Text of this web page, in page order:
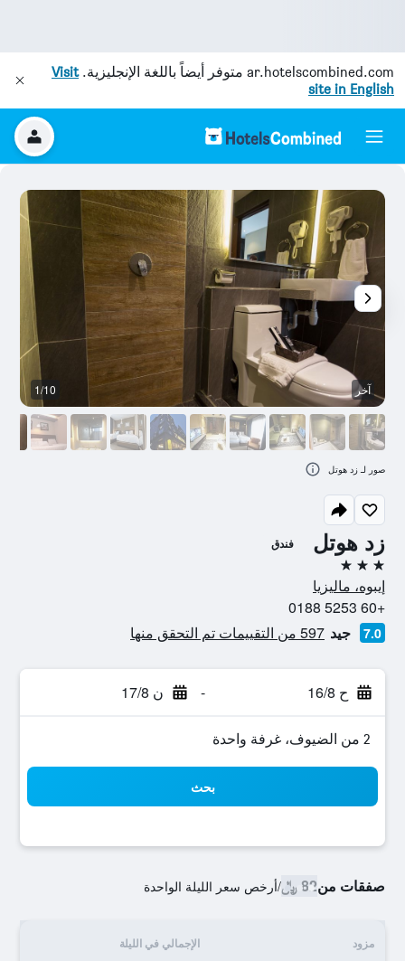
ar.hotelscombined.com متوفر أيضاً باللغة الإنجليزية.Visit
site in English
زد هوتل فندق
3 نجوم
إيبوه، ماليزيا
+60 5253 0188
7.0 جيد 597 من التقييمات تم التحقق منها
ح 16/8 - ن 17/8
2 من الضيوف، غرفة واحدة
بحث
صفقات من82 ﷼ /أرخص سعر الليلة الواحدة
مزود الإجمالي في الليلة
آخر 1/10
صور لـ زد هوتل